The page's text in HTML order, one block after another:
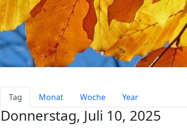
Primary tabs
Tag Monat Woche Year
Donnerstag, Juli 10, 2025